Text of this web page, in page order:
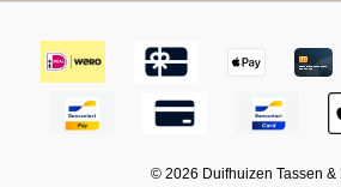
© 2026 Duifhuizen Tassen &